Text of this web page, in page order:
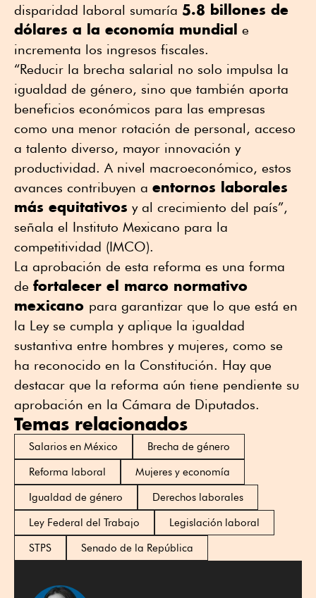
disparidad laboral sumaría 5.8 billones de
dólares a la economía mundial e
incrementa los ingresos fiscales.
“Reducir la brecha salarial no solo impulsa la
igualdad de género, sino que también aporta
beneficios económicos para las empresas
como una menor rotación de personal, acceso
a talento diverso, mayor innovación y
productividad. A nivel macroeconómico, estos
avances contribuyen a entornos laborales
más equitativos y al crecimiento del país”,
señala el Instituto Mexicano para la
competitividad (IMCO).
La aprobación de esta reforma es una forma
de fortalecer el marco normativo
mexicano para garantizar que lo que está en
la Ley se cumpla y aplique la igualdad
sustantiva entre hombres y mujeres, como se
ha reconocido en la Constitución. Hay que
destacar que la reforma aún tiene pendiente su
aprobación en la Cámara de Diputados.
Temas relacionados
Salarios en México
Brecha de género
Reforma laboral
Mujeres y economía
Igualdad de género
Derechos laborales
Ley Federal del Trabajo
Legislación laboral
STPS
Senado de la República